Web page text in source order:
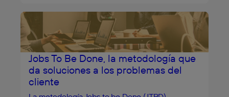
Jobs To Be Done, la metodología que
da soluciones a los problemas del
cliente